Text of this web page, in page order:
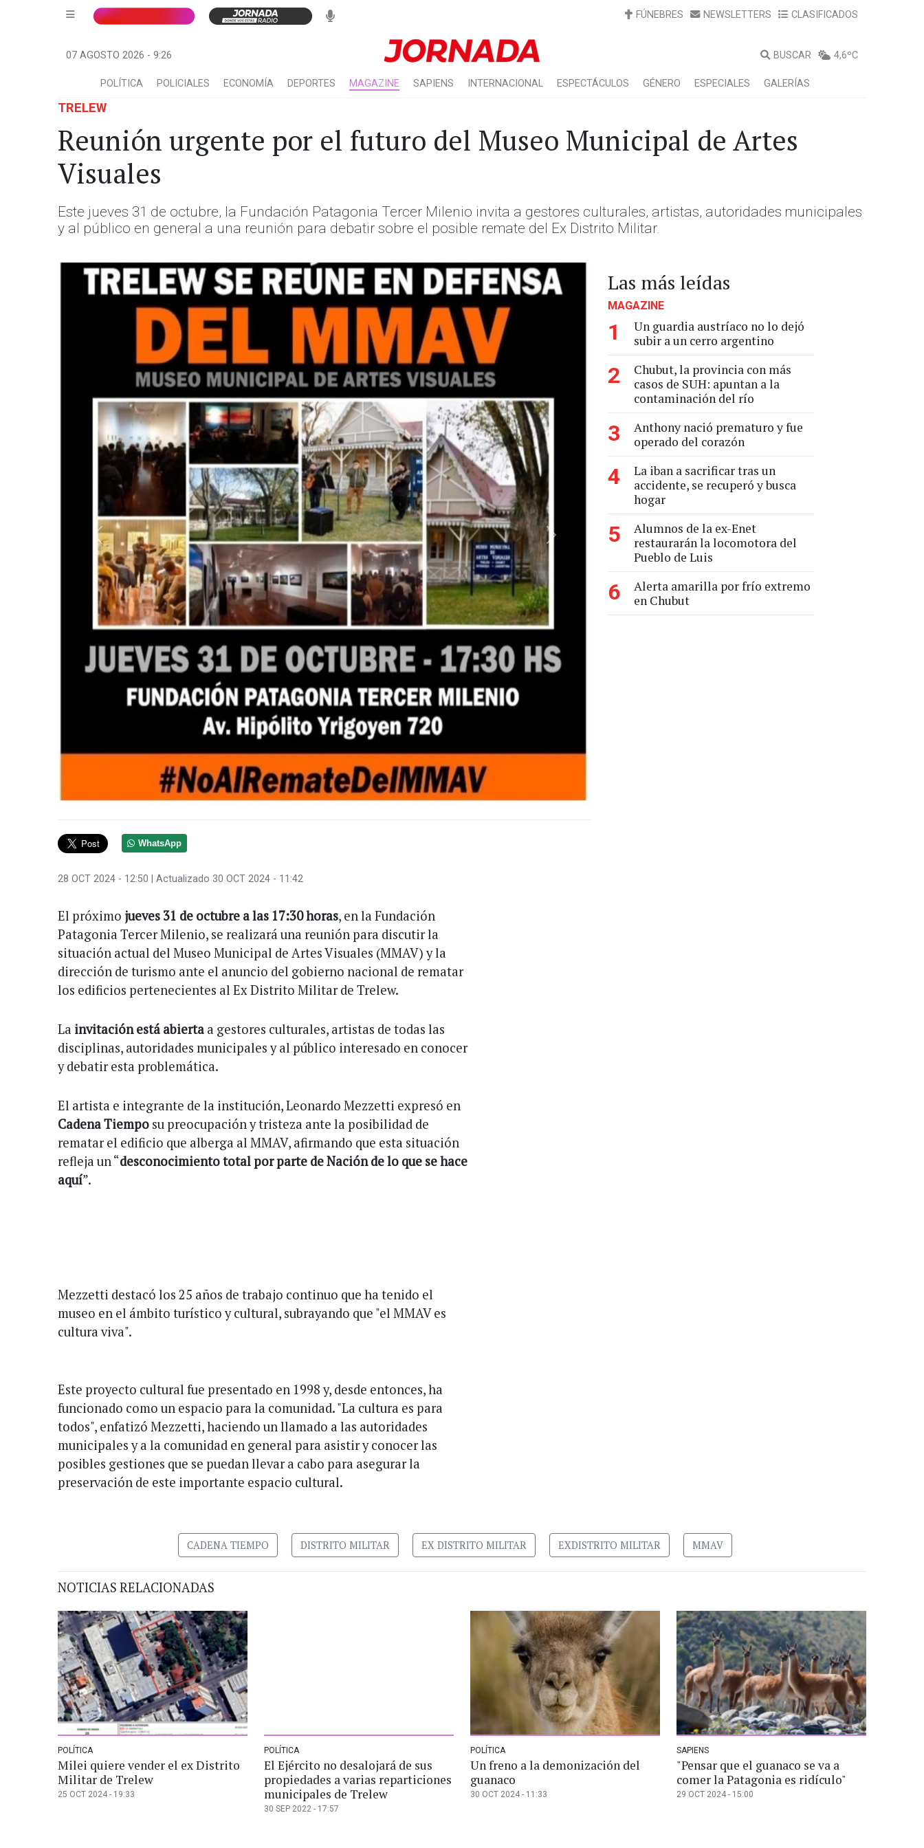
FÚNEBRES NEWSLETTERS CLASIFICADOS
07 AGOSTO 2026 - 9:26 BUSCAR 4,6ºC
POLÍTICA POLICIALES ECONOMÍA DEPORTES MAGAZINE SAPIENS INTERNACIONAL ESPECTÁCULOS GÉNERO ESPECIALES GALERÍAS
TRELEW
Reunión urgente por el futuro del Museo Municipal de Artes
Visuales
Este jueves 31 de octubre, la Fundación Patagonia Tercer Milenio invita a gestores culturales, artistas, autoridades municipales
y al público en general a una reunión para debatir sobre el posible remate del Ex Distrito Militar.
Anterior Siguiente
WhatsApp
28 OCT 2024 - 12:50 | Actualizado 30 OCT 2024 - 11:42
El próximo jueves 31 de octubre a las 17:30 horas, en la Fundación
Patagonia Tercer Milenio, se realizará una reunión para discutir la
situación actual del Museo Municipal de Artes Visuales (MMAV) y la
dirección de turismo ante el anuncio del gobierno nacional de rematar
los edificios pertenecientes al Ex Distrito Militar de Trelew.
La invitación está abierta a gestores culturales, artistas de todas las
disciplinas, autoridades municipales y al público interesado en conocer
y debatir esta problemática.
El artista e integrante de la institución, Leonardo Mezzetti expresó en
Cadena Tiempo su preocupación y tristeza ante la posibilidad de
rematar el edificio que alberga al MMAV, afirmando que esta situación
refleja un “desconocimiento total por parte de Nación de lo que se hace
aquí”.
Mezzetti destacó los 25 años de trabajo continuo que ha tenido el
museo en el ámbito turístico y cultural, subrayando que "el MMAV es
cultura viva".
Este proyecto cultural fue presentado en 1998 y, desde entonces, ha
funcionado como un espacio para la comunidad. "La cultura es para
todos", enfatizó Mezzetti, haciendo un llamado a las autoridades
municipales y a la comunidad en general para asistir y conocer las
posibles gestiones que se puedan llevar a cabo para asegurar la
preservación de este importante espacio cultural.
Las más leídas
MAGAZINE
1
Un guardia austríaco no lo dejó
subir a un cerro argentino
2
Chubut, la provincia con más
casos de SUH: apuntan a la
contaminación del río
3
Anthony nació prematuro y fue
operado del corazón
4
La iban a sacrificar tras un
accidente, se recuperó y busca
hogar
5
Alumnos de la ex-Enet
restaurarán la locomotora del
Pueblo de Luis
6
Alerta amarilla por frío extremo
en Chubut
CADENA TIEMPO DISTRITO MILITAR EX DISTRITO MILITAR EXDISTRITO MILITAR MMAV
NOTICIAS RELACIONADAS
POLÍTICA
Milei quiere vender el ex Distrito
Militar de Trelew
25 OCT 2024 - 19:33
POLÍTICA
El Ejército no desalojará de sus
propiedades a varias reparticiones
municipales de Trelew
30 SEP 2022 - 17:57
POLÍTICA
Un freno a la demonización del
guanaco
30 OCT 2024 - 11:33
SAPIENS
"Pensar que el guanaco se va a
comer la Patagonia es ridículo"
29 OCT 2024 - 15:00